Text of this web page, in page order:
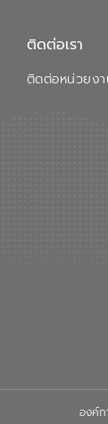
ติดต่อเรา
ติดต่อหน่วยงา
องค์ก